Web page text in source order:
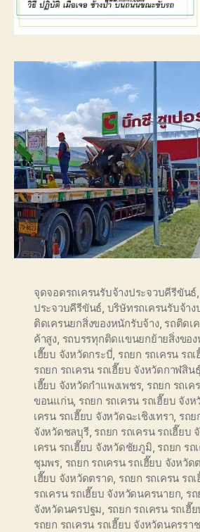
จุดจอดรถเครนรับจ้างประจวบคีรีขันธ์
ประจวบคีรีขันธ์ บริษัทรถเครนรับจ้า
ติดเครนยกสิ่งของหนักรับจ้าง, รถติดเ
ค้าสูง รถบรรทุกติดแขนยกย้ายสิ่งขอ
เฮี๊ยบ จังหวัดกระบี่ รถยก รถเครน รถ
รถยก รถเครน รถเฮี๊ยบ จังหวัดกาฬสิน
เฮี๊ยบ จังหวัดกำแพงเพชร, รถยก รถเค
ขอนแก่น, รถยก รถเครน รถเฮี๊ยบ จัง
เครน รถเฮี๊ยบ จังหวัดฉะเชิงเทรา รถย
จังหวัดชลบุรี, รถยก รถเครน รถเฮี๊ยบ
เครน รถเฮี๊ยบ จังหวัดชัยภูมิ รถยก รถ
ชุมพร รถยก รถเครน รถเฮี๊ยบ จังหวัด
เฮี๊ยบ จังหวัดตราด รถยก รถเครน รถ
รถเครน รถเฮี๊ยบ จังหวัดนครนายก ร
จังหวัดนครปฐม รถยก รถเครน รถเ
รถยก รถเครน รถเฮี๊ยบ จังหวัดนครรา